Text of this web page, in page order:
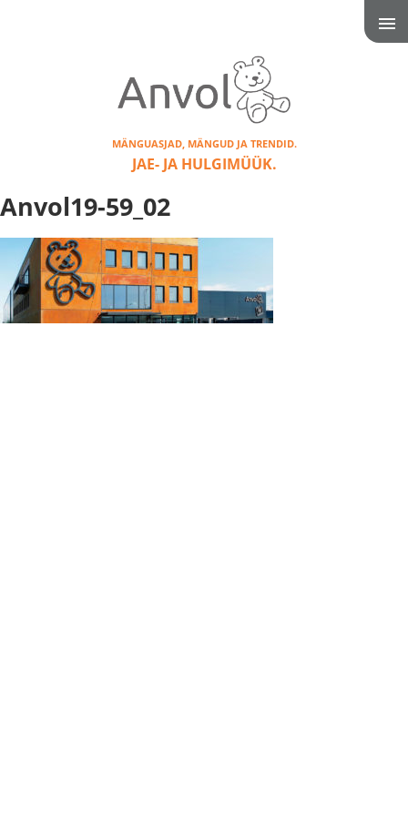
MÄNGUASJAD, MÄNGUD JA TRENDID.
JAE- JA HULGIMÜÜK.
Anvol19-59_02